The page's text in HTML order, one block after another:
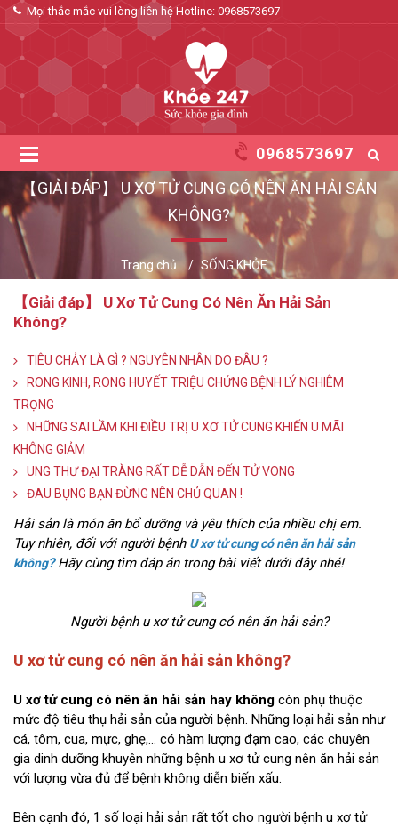
Mọi thắc mắc vui lòng liên hệ Hotline: 0968573697
0968573697
【GIẢI ĐÁP】 U XƠ TỬ CUNG CÓ NÊN ĂN HẢI SẢN
KHÔNG?
Trang chủ SỐNG KHỎE
【Giải đáp】 U Xơ Tử Cung Có Nên Ăn Hải Sản
Không?
TIÊU CHẢY LÀ GÌ ? NGUYÊN NHÂN DO ĐÂU ?
RONG KINH, RONG HUYẾT TRIỆU CHỨNG BỆNH LÝ NGHIÊM
TRỌNG
NHỮNG SAI LẦM KHI ĐIỀU TRỊ U XƠ TỬ CUNG KHIẾN U MÃI
KHÔNG GIẢM
UNG THƯ ĐẠI TRÀNG RẤT DỄ DẪN ĐẾN TỬ VONG
ĐAU BỤNG BẠN ĐỪNG NÊN CHỦ QUAN !
Hải sản là món ăn bổ dưỡng và yêu thích của nhiều chị em.
Tuy nhiên, đối với người bệnh U xơ tử cung có nên ăn hải sản
không?Hãy cùng tìm đáp án trong bài viết dưới đây nhé!
Người bệnh u xơ tử cung có nên ăn hải sản?
U xơ tử cung có nên ăn hải sản không?
U xơ tử cung có nên ăn hải sản hay không còn phụ thuộc
mức độ tiêu thụ hải sản của người bệnh. Những loại hải sản như
cá, tôm, cua, mực, ghẹ,… có hàm lượng đạm cao, các chuyên
gia dinh dưỡng khuyên những bệnh u xơ tử cung nên ăn hải sản
với lượng vừa đủ để bệnh không diễn biến xấu.
Bên cạnh đó, 1 số loại hải sản rất tốt cho người bệnh u xơ tử